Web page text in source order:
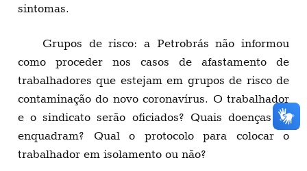
sintomas.
Grupos de risco: a Petrobrás não informou
como proceder nos casos de afastamento de
trabalhadores que estejam em grupos de risco de
contaminação do novo coronavírus. O trabalhador
e o sindicato serão oficiados? Quais doenças se
enquadram? Qual o protocolo para colocar o
trabalhador em isolamento ou não?